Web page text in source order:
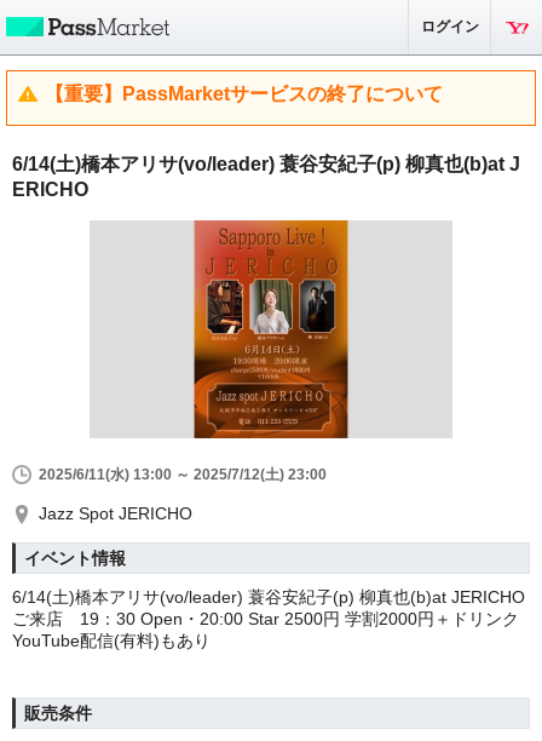
ログイン
【重要】PassMarketサービスの終了について
6/14(土)橋本アリサ(vo/leader) 蓑谷安紀子(p) 柳真也(b)at J
ERICHO
2025/6/11(水) 13:00 ～ 2025/7/12(土) 23:00
Jazz Spot JERICHO
イベント情報
6/14(土)橋本アリサ(vo/leader) 蓑谷安紀子(p) 柳真也(b)at JERICHO
ご来店 19：30 Open・20:00 Star 2500円 学割2000円＋ドリンク
YouTube配信(有料)もあり
販売条件